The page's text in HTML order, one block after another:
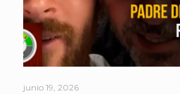
junio 19, 2026